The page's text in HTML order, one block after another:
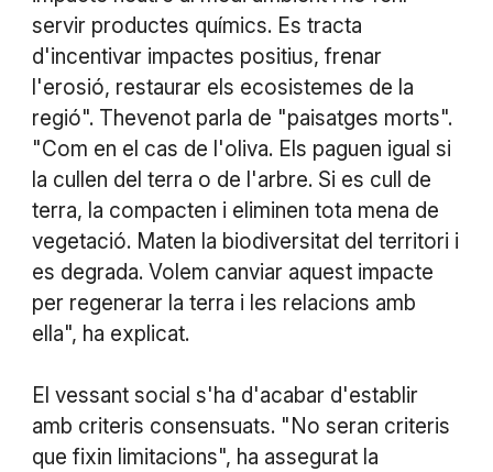
servir productes químics. Es tracta
d'incentivar impactes positius, frenar
l'erosió, restaurar els ecosistemes de la
regió". Thevenot parla de "paisatges morts".
"Com en el cas de l'oliva. Els paguen igual si
la cullen del terra o de l'arbre. Si es cull de
terra, la compacten i eliminen tota mena de
vegetació. Maten la biodiversitat del territori i
es degrada. Volem canviar aquest impacte
per regenerar la terra i les relacions amb
ella", ha explicat.
El vessant social s'ha d'acabar d'establir
amb criteris consensuats. "No seran criteris
que fixin limitacions", ha assegurat la